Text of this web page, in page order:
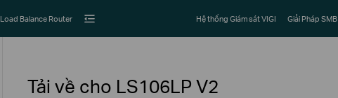
Load Balance Router Hệ thống Giám sát VIGI Giải Pháp SMB
Tải về cho LS106LP V2